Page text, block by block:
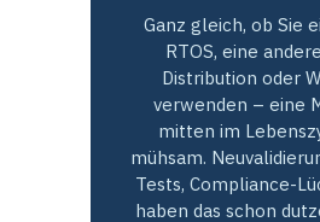
Ganz gleich, ob Sie
RTOS, eine
Distribution oder
verwenden – eine
mitten im
mühsam.
Tests, Compliance-
haben das schon